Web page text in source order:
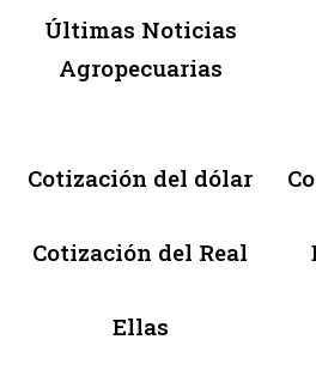
Últimas Noticias
Agropecuarias
Cotización del dólar
Cotización del Real
Ellas